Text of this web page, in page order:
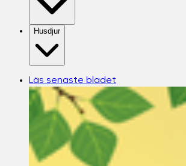
Husdjur
Läs senaste bladet